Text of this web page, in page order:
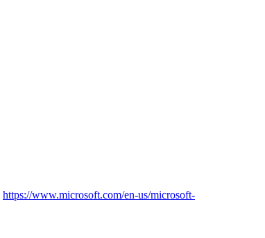
https://www.microsoft.com/en-us/microsoft-